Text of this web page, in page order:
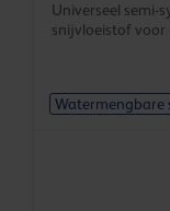
Universeel semi-
snijvloeistof voor
Watermengbare